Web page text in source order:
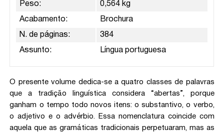
Peso: 0,564 kg
Acabamento: Brochura
N. de páginas: 384
Assunto: Língua portuguesa
O presente volume dedica-se a quatro classes de palavras
que a tradição linguística considera “abertas”, porque
ganham o tempo todo novos itens: o substantivo, o verbo,
o adjetivo e o advérbio. Essa nomenclatura coincide com
aquela que as gramáticas tradicionais perpetuaram, mas as